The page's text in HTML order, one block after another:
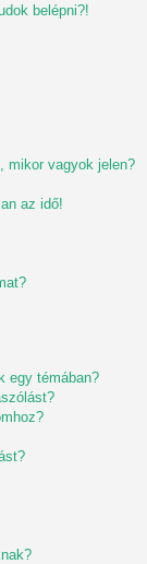
belépni?!
mikor vagyok jelen?
az idő!
egy témában?